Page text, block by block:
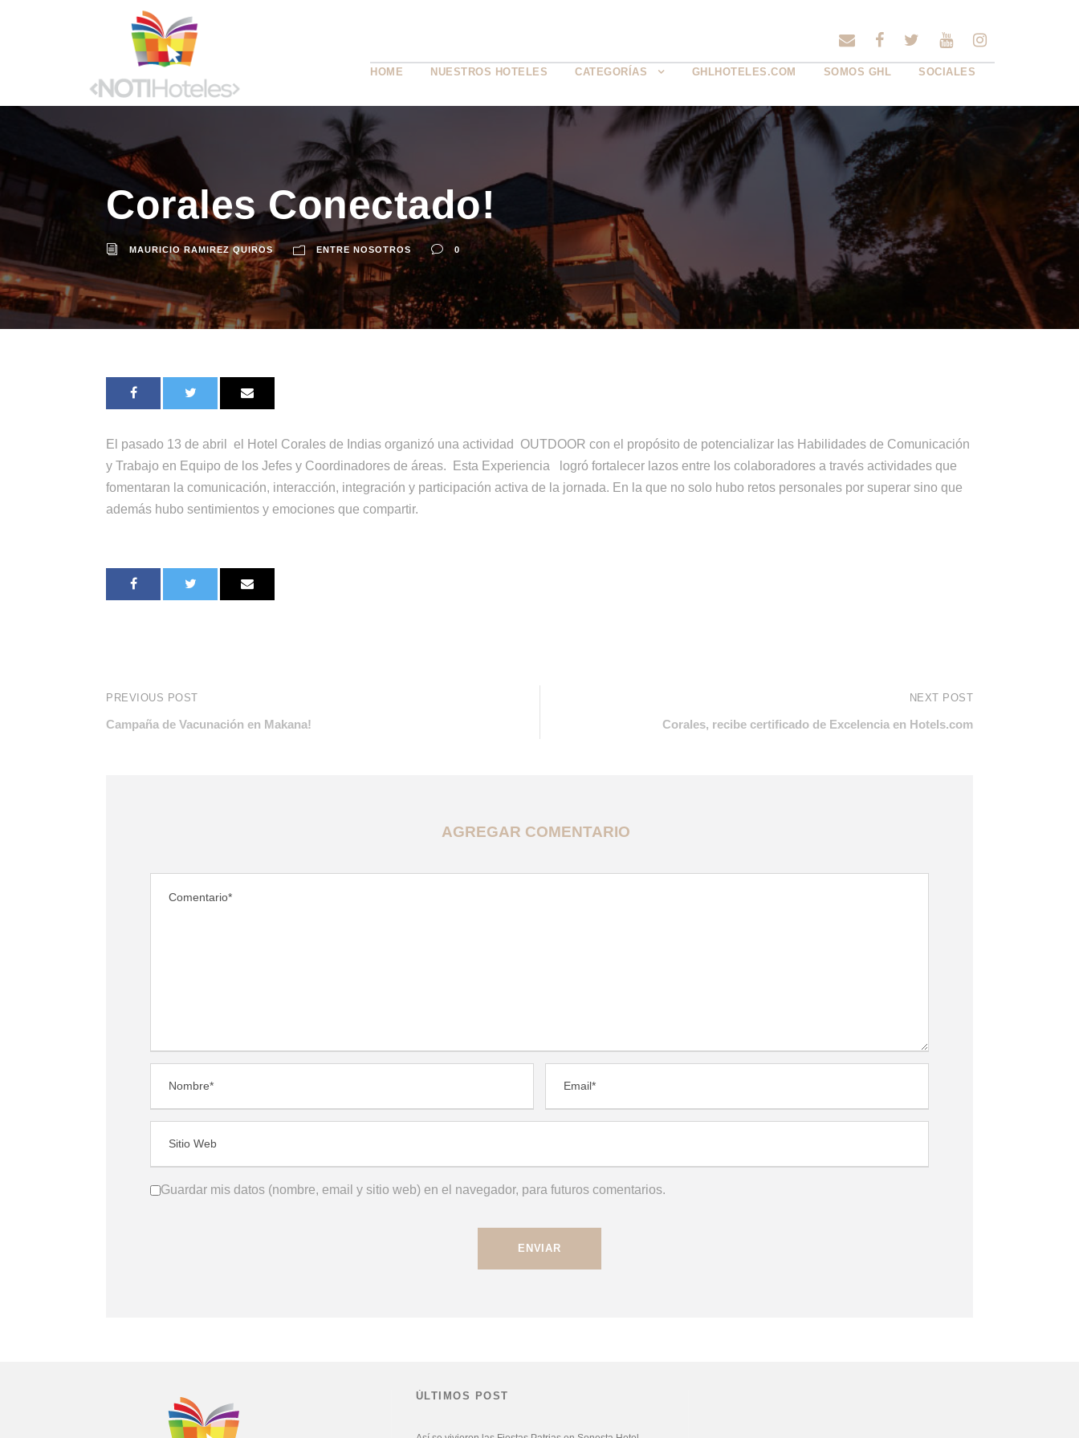
HOME NUESTROS HOTELES CATEGORÍAS GHLHOTELES.COM SOMOS GHL SOCIALES
Corales Conectado!
MAURICIO RAMIREZ QUIROS ENTRE NOSOTROS 0
El pasado 13 de abril el Hotel Corales de Indias organizó una actividad OUTDOOR con el propósito de potencializar las Habilidades de Comunicación
y Trabajo en Equipo de los Jefes y Coordinadores de áreas. Esta Experiencia logró fortalecer lazos entre los colaboradores a través actividades que
fomentaran la comunicación, interacción, integración y participación activa de la jornada. En la que no solo hubo retos personales por superar sino que
además hubo sentimientos y emociones que compartir.
PREVIOUS POST
Campaña de Vacunación en Makana!
NEXT POST
Corales, recibe certificado de Excelencia en Hotels.com
AGREGAR COMENTARIO
Guardar mis datos (nombre, email y sitio web) en el navegador, para futuros comentarios.
ÚLTIMOS POST